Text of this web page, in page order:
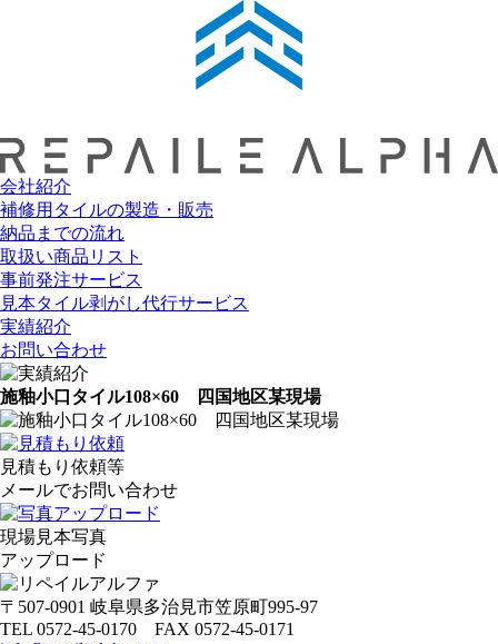
会社紹介
補修用タイルの製造・販売
納品までの流れ
取扱い商品リスト
事前発注サービス
見本タイル剥がし代行サービス
実績紹介
お問い合わせ
施釉小口タイル108×60 四国地区某現場
見積もり依頼等
メールでお問い合わせ
現場見本写真
アップロード
〒507-0901 岐阜県多治見市笠原町995-97
TEL 0572-45-0170 FAX 0572-45-0171